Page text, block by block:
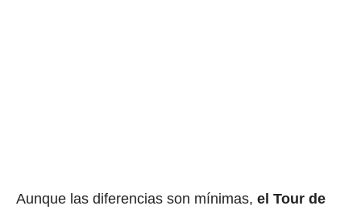
Aunque las diferencias son mínimas, el Tour de